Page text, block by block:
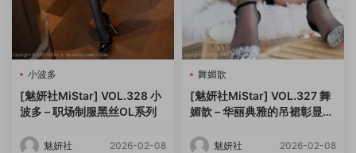
小波多
[魅妍社MiStar] VOL.328 小
波多 – 职场制服黑丝OL系列
魅妍社 2026-02-08
舞媚歆
[魅妍社MiStar] VOL.327 舞
媚歆 – 华丽典雅的吊裙彰显高
魅妍社 2026-02-08